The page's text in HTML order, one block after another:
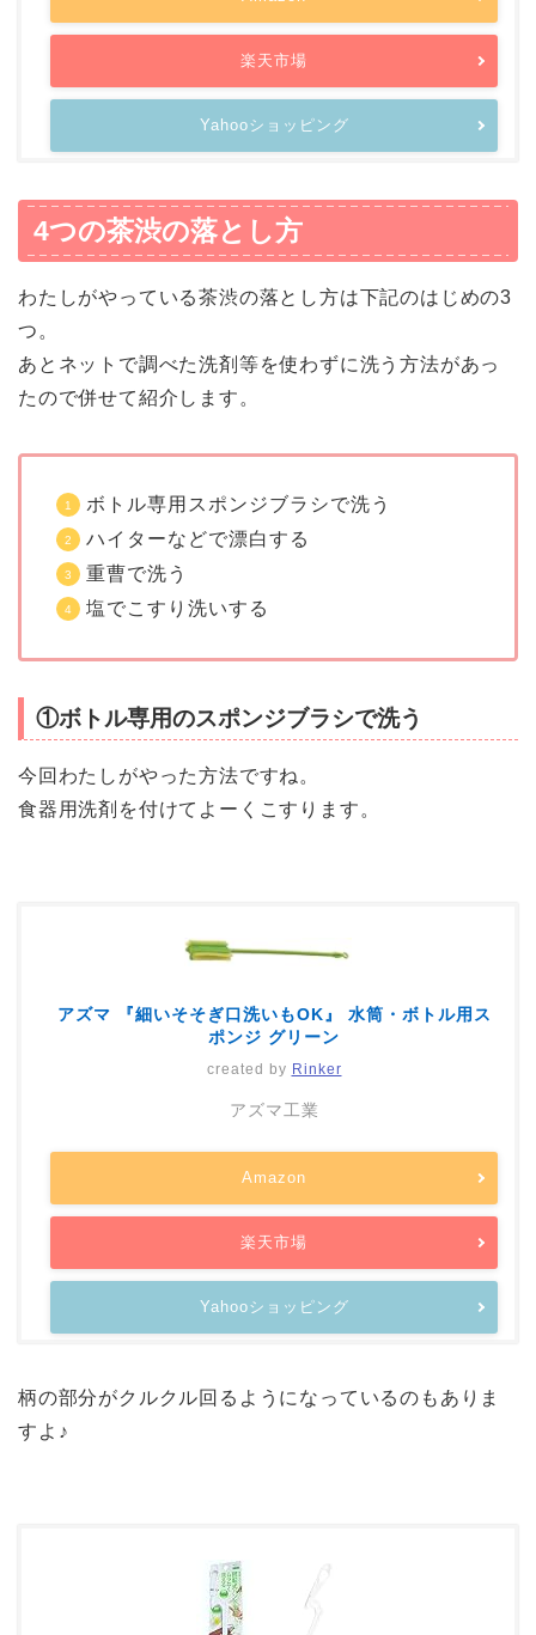
楽天市場
Yahooショッピング
4つの茶渋の落とし方
わたしがやっている茶渋の落とし方は下記のはじめの3
つ。
あとネットで調べた洗剤等を使わずに洗う方法があっ
たので併せて紹介します。
ボトル専用スポンジブラシで洗う
ハイターなどで漂白する
重曹で洗う
塩でこすり洗いする
①ボトル専用のスポンジブラシで洗う
今回わたしがやった方法ですね。
食器用洗剤を付けてよーくこすります。
アズマ 『細いそそぎ口洗いもOK』 水筒・ボトル用ス
ポンジ グリーン
created by Rinker
アズマ工業
Amazon
楽天市場
Yahooショッピング
柄の部分がクルクル回るようになっているのもありま
すよ♪